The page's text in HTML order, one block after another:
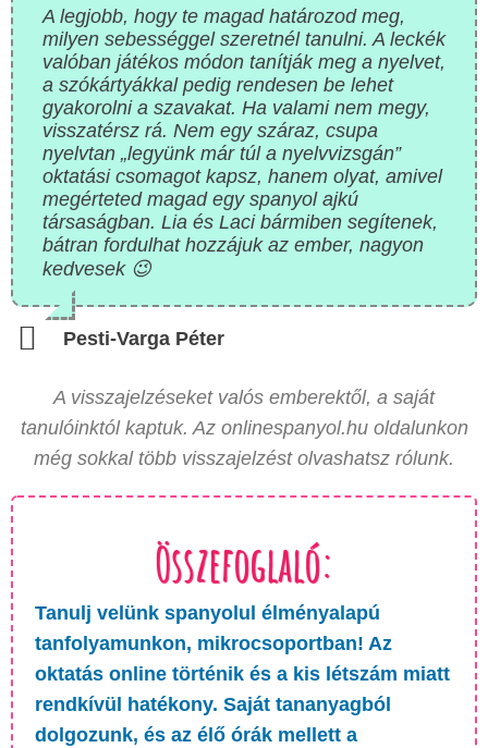
A legjobb, hogy te magad határozod meg,
milyen sebességgel szeretnél tanulni. A leckék
valóban játékos módon tanítják meg a nyelvet,
a szókártyákkal pedig rendesen be lehet
gyakorolni a szavakat. Ha valami nem megy,
visszatérsz rá. Nem egy száraz, csupa
nyelvtan „legyünk már túl a nyelvvizsgán”
oktatási csomagot kapsz, hanem olyat, amivel
megérteted magad egy spanyol ajkú
társaságban. Lia és Laci bármiben segítenek,
bátran fordulhat hozzájuk az ember, nagyon
kedvesek 😉
Pesti-Varga Péter
A visszajelzéseket valós emberektől, a saját
tanulóinktól kaptuk. Az onlinespanyol.hu oldalunkon
még sokkal több visszajelzést olvashatsz rólunk.
Összefoglaló:
Tanulj velünk spanyolul élményalapú
tanfolyamunkon, mikrocsoportban! Az
oktatás online történik és a kis létszám miatt
rendkívül hatékony. Saját tananyagból
dolgozunk, és az élő órák mellett a